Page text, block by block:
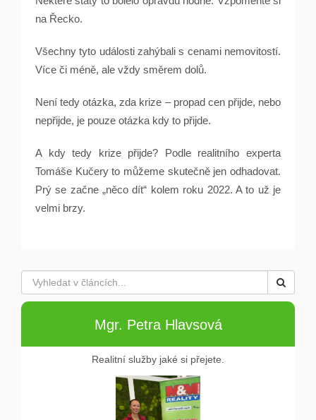
na Řecko.
Všechny tyto události zahýbali s cenami nemovitostí.
Více či méně, ale vždy směrem dolů.
Není tedy otázka, zda krize – propad cen přijde, nebo
nepřijde, je pouze otázka kdy to přijde.
A kdy tedy krize přijde? Podle realitního experta
Tomáše Kučery to můžeme skutečně jen odhadovat.
Prý se začne „něco dít“ kolem roku 2022. A to už je
velmi brzy.
Mgr. Petra Hlavsová
Realitní služby jaké si přejete.